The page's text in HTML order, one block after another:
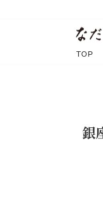
TOP
銀